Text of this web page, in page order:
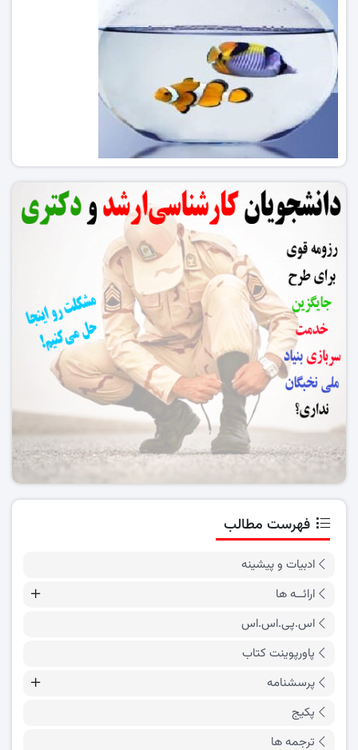
فهرست مطالب
ادبیات و پیشینه
ارائــه ها
اس.پی.اس.اس
پاورپوینت کتاب
پرسشنامه
پکیج
ترجمه ها